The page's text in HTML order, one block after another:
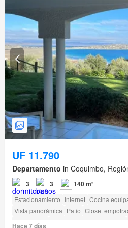
UF 11.790
Departamento in Coquimbo,
3 3 140 m²
Estacionamiento Internet Cocina
Vista panorámica Patio Closet
Electricidad
Completamente amoblado
Hace 7 días